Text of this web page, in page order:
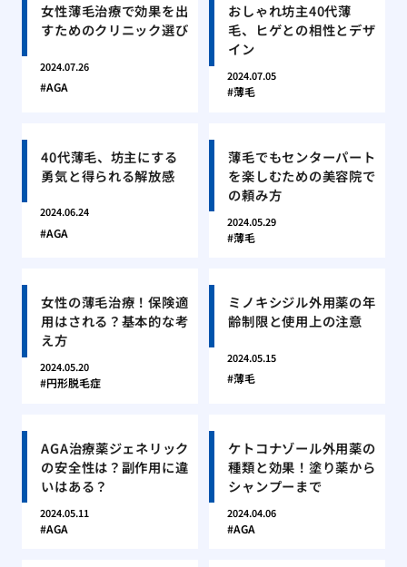
女性薄毛治療で効果を出
すためのクリニック選び
2024.07.26
AGA
おしゃれ坊主40代薄
毛、ヒゲとの相性とデザ
イン
2024.07.05
薄毛
40代薄毛、坊主にする
勇気と得られる解放感
2024.06.24
AGA
薄毛でもセンターパート
を楽しむための美容院で
の頼み方
2024.05.29
薄毛
女性の薄毛治療！保険適
用はされる？基本的な考
え方
2024.05.20
円形脱毛症
ミノキシジル外用薬の年
齢制限と使用上の注意
2024.05.15
薄毛
AGA治療薬ジェネリック
の安全性は？副作用に違
いはある？
2024.05.11
AGA
ケトコナゾール外用薬の
種類と効果！塗り薬から
シャンプーまで
2024.04.06
AGA